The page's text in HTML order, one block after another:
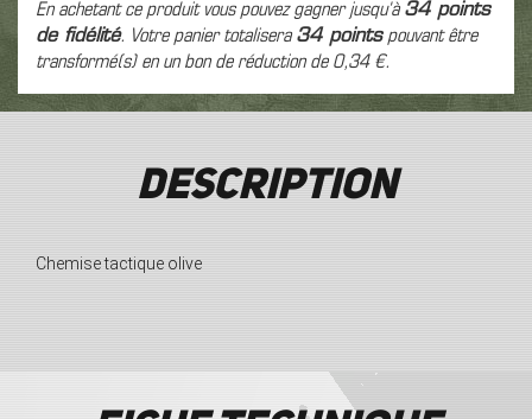
En achetant ce produit vous pouvez gagner jusqu'à34points
de fidélité. Votre panier totalisera34pointspouvant être
transformé(s) en un bon de réduction de 0,34 €.
Description
Chemise tactique olive